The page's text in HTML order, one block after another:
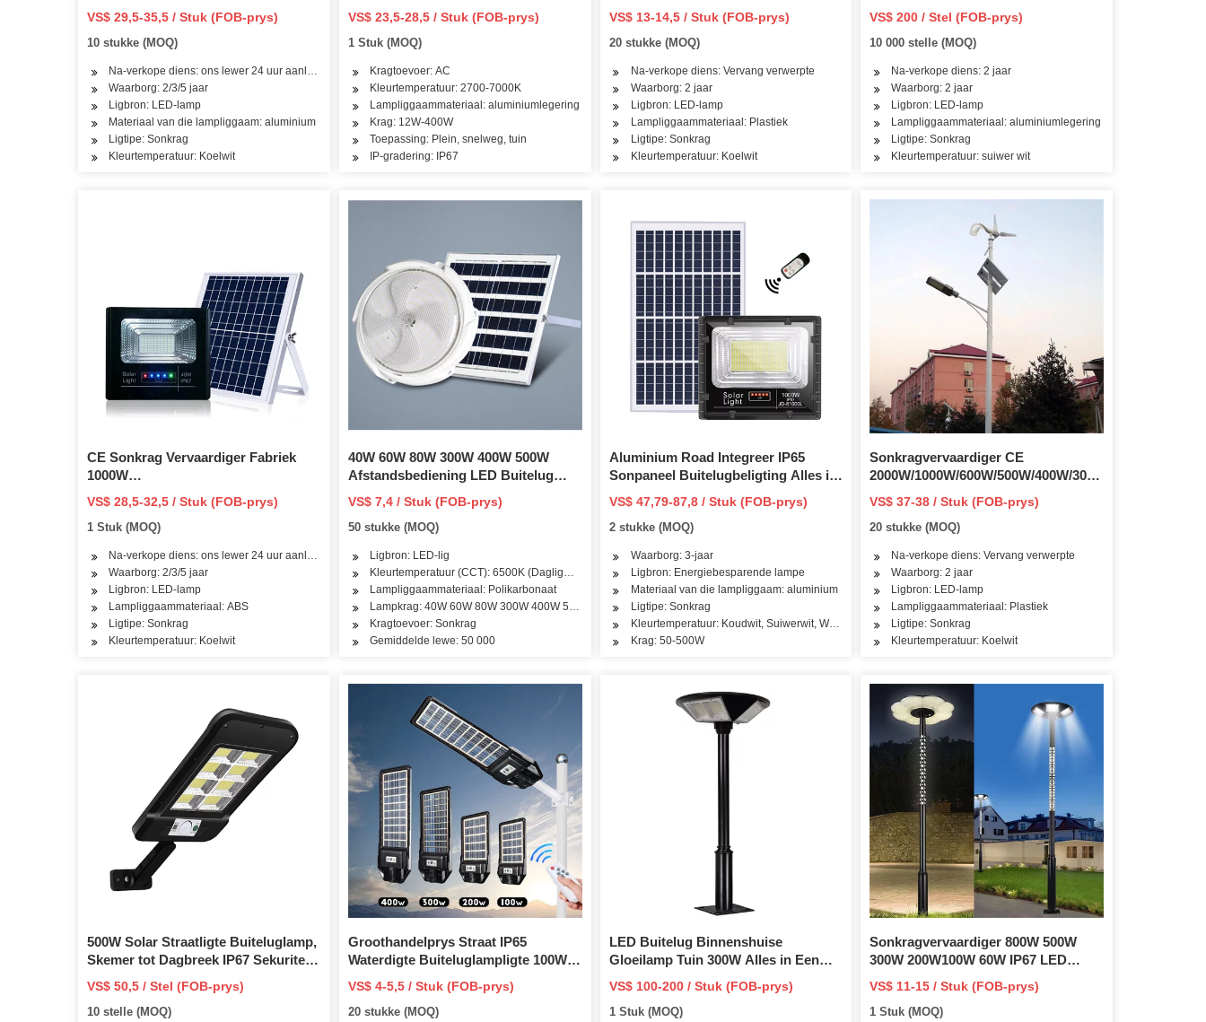
Solar Street Road Muurtuinlig 3 jaar
waarborg/Bewegingsensor+afstandbeheerder
VS$ 29,5-35,5 / Stuk (FOB-prys)
10 stukke (MOQ)
Na-verkope diens: ons lewer 24 uur aanlyn diens
Waarborg: 2/3/5 jaar
Ligbron: LED-lamp
Materiaal van die lampliggaam: aluminium
Ligtipe: Sonkrag
Kleurtemperatuur: Koelwit
COB SMD Geïntegreerde IP67
Outdoor Solar LED Straatpadlig met
21 jaar produksie
VS$ 23,5-28,5 / Stuk (FOB-prys)
1 Stuk (MOQ)
Kragtoevoer: AC
Kleurtemperatuur: 2700-7000K
Lampliggaammateriaal: aluminiumlegering
Krag: 12W-400W
Toepassing: Plein, snelweg, tuin
IP-gradering: IP67
Alles in Een LED Sonkrag Straatligte
VS$ 13-14,5 / Stuk (FOB-prys)
20 stukke (MOQ)
Na-verkope diens: Vervang verwerpte
Waarborg: 2 jaar
Ligbron: LED-lamp
Lampliggaammateriaal: Plastiek
Ligtipe: Sonkrag
Kleurtemperatuur: Koelwit
VS$ 200 / Stel (FOB-prys)
10 000 stelle (MOQ)
Na-verkope diens: 2 jaar
Waarborg: 2 jaar
Ligbron: LED-lamp
Lampliggaammateriaal: aluminiumlegering
Ligtipe: Sonkrag
Kleurtemperatuur: suiwer wit
CE Sonkrag Vervaardiger Fabriek
1000W
800W/600W/500W/400W/300W/200W/150W/100W/50W
IP65LED Straat Buitelug/Binne
Sensor Kamera Plafon Muur Vloed
VS$ 28,5-32,5 / Stuk (FOB-prys)
1 Stuk (MOQ)
Na-verkope diens: ons lewer 24 uur aanlyn diens
Waarborg: 2/3/5 jaar
Ligbron: LED-lamp
Lampliggaammateriaal: ABS
Ligtipe: Sonkrag
Kleurtemperatuur: Koelwit
40W 60W 80W 300W 400W 500W
Afstandsbediening LED Buitelug
Waterdigte IP65 Solar Straatlig
VS$ 7,4 / Stuk (FOB-prys)
50 stukke (MOQ)
Ligbron: LED-lig
Kleurtemperatuur (CCT): 6500K (Dagligwaarskuwing)
Lampliggaammateriaal: Polikarbonaat
Lampkrag: 40W 60W 80W 300W 400W 500W
Kragtoevoer: Sonkrag
Gemiddelde lewe: 50 000
Aluminium Road Integreer IP65
Sonpaneel Buitelugbeligting Alles in
Een 50W 100W 150W 200W 300W
500W Sonkrag LED Straatlig
VS$ 47,79-87,8 / Stuk (FOB-prys)
2 stukke (MOQ)
Waarborg: 3-jaar
Ligbron: Energiebesparende lampe
Materiaal van die lampliggaam: aluminium
Ligtipe: Sonkrag
Kleurtemperatuur: Koudwit, Suiwerwit, Warmwit
Krag: 50-500W
Sonkragvervaardiger CE
2000W/1000W/600W/500W/400W/300W/200W
LED Street Outdoor Sonar Flood
Light Factory
VS$ 37-38 / Stuk (FOB-prys)
20 stukke (MOQ)
Na-verkope diens: Vervang verwerpte
Waarborg: 2 jaar
Ligbron: LED-lamp
Lampliggaammateriaal: Plastiek
Ligtipe: Sonkrag
Kleurtemperatuur: Koelwit
500W Solar Straatligte Buiteluglamp,
Skemer tot Dagbreek IP67 Sekuriteit
LED Vloedlig met Afstandbeheer
Monteerpaal en Beugel Tuin, Hof,
Parkeerterrein
VS$ 50,5 / Stel (FOB-prys)
10 stelle (MOQ)
Groothandelprys Straat IP65
Waterdigte Buiteluglampligte 100W
200W 300W 500W Sonkrag-
aangedrewe spreilig LED-vloedlig
VS$ 4-5,5 / Stuk (FOB-prys)
20 stukke (MOQ)
LED Buitelug Binnenshuise
Gloeilamp Tuin 300W Alles in Een
Solar Straatlig T8 Tube Downlight
COB Flood Highbay Light
50W/60W/80W/90W/100W/120W/150W/200W/400W/500W
VS$ 100-200 / Stuk (FOB-prys)
1 Stuk (MOQ)
Sonkragvervaardiger 800W 500W
300W 200W100W 60W IP67 LED
Straat Buitelug Alles in Een SMD
Muur Vloed Tuinweg Lig Fabriek
Verskaffer
VS$ 11-15 / Stuk (FOB-prys)
1 Stuk (MOQ)